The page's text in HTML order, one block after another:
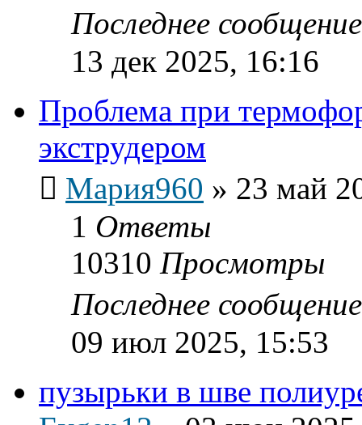
Последнее
13 дек 2025, 16:16
Проблема при
экструдером
Мария960 » 23 май
1 Ответы
10310 Просмотры
Последнее
09 июл 2025, 15:53
пузырьки в шве